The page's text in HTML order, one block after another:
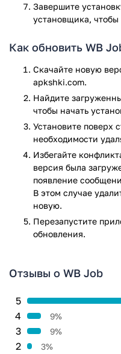
Завершите
установщика, чтобы
Как обновить WB
Скачайте новую
apkshki.com.
Найдите
чтобы начать
Установите поверх
необходимости
Избегайте
версия была
появление
В этом случае
новую.
Перезапустите
обновления.
Отзывы о WB Job
2 3%
3 9%
4 9%
5